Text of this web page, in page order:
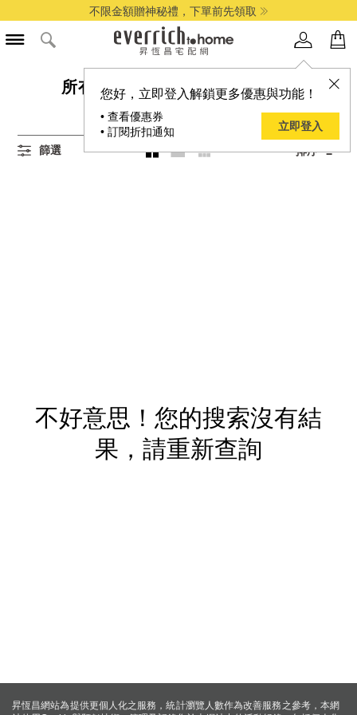
不限金額贈神秘禮，下單前先領取
您好，立即登入解鎖更多優惠與功能！
• 查看優惠券
• 訂閱折扣通知
立即登入
所有POLAROID,NATGEO商品
0
篩選 排序
不好意思！您的搜索沒有結
果，請重新查詢
昇恆昌網站為提供更個人化之服務，統計瀏覽人數作為改善服務之參考，本網